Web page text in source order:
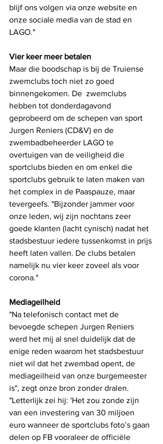
blijf ons volgen via onze website en
onze sociale media van de stad en
LAGO."
Vier keer meer betalen
Maar die boodschap is bij de Truiense
zwemclubs toch niet zo goed
binnengekomen. De  zwemclubs
hebben tot donderdagavond
geprobeerd om de schepen van sport
Jurgen Reniers (CD&V) en de
zwembadbeheerder LAGO te
overtuigen van de veiligheid die
sportclubs bieden en om enkel die
sportclubs gebruik te laten maken van
het complex in de Paaspauze, maar
tevergeefs. "Bijzonder jammer voor
onze leden, wij zijn nochtans zeer
goede klanten (lacht cynisch) nadat het
stadsbestuur iedere tussenkomst in prijs
heeft laten vallen. De clubs betalen
namelijk nu vier keer zoveel als voor
corona."
Mediageilheid
"Na telefonisch contact met de
bevoegde schepen Jurgen Reniers
werd het mij al snel duidelijk dat de
enige reden waarom het stadsbestuur
niet wil dat het zwembad opent, de
mediageilheid van onze burgemeester
is", zegt onze bron zonder dralen.
"Letterlijk zei hij: 'Het zou zonde zijn
van een investering van 30 miljoen
euro wanneer de sportclubs foto’s gaan
delen op FB vooraleer de officiële